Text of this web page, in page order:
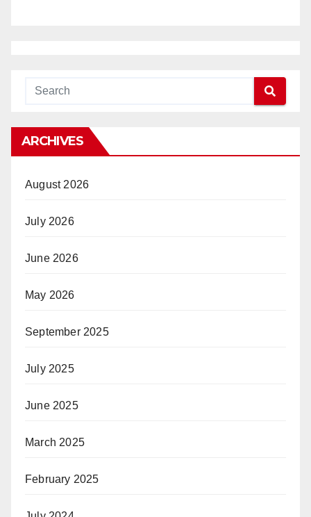
ARCHIVES
August 2026
July 2026
June 2026
May 2026
September 2025
July 2025
June 2025
March 2025
February 2025